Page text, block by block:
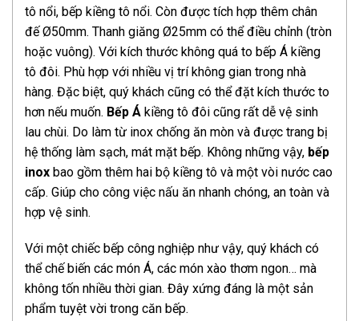
tô nổi, bếp kiềng tô nổi. Còn được tích hợp thêm chân
đế Ø50mm. Thanh giăng Ø25mm có thể điều chỉnh (tròn
hoặc vuông). Với kích thước không quá to bếp Á kiềng
tô đôi. Phù hợp với nhiều vị trí không gian trong nhà
hàng. Đặc biệt, quý khách cũng có thể đặt kích thước to
hơn nếu muốn. Bếp Á kiềng tô đôi cũng rất dễ vệ sinh
lau chùi. Do làm từ inox chống ăn mòn và được trang bị
hệ thống làm sạch, mát mặt bếp. Không những vậy, bếp
inox bao gồm thêm hai bộ kiềng tô và một vòi nước cao
cấp. Giúp cho công việc nấu ăn nhanh chóng, an toàn và
hợp vệ sinh.
Với một chiếc bếp công nghiệp như vậy, quý khách có
thể chế biến các món Á, các món xào thơm ngon… mà
không tốn nhiều thời gian. Đây xứng đáng là một sản
phẩm tuyệt vời trong căn bếp.